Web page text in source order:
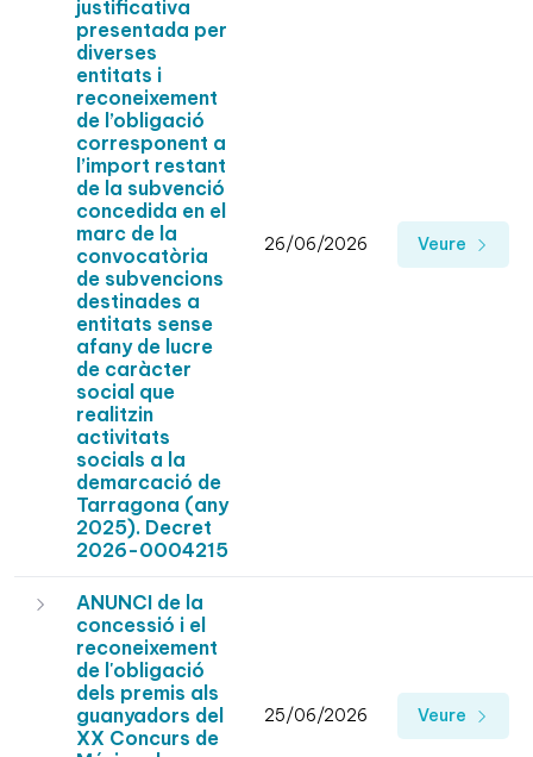
justificativa
presentada per
diverses
entitats i
reconeixement
de l’obligació
corresponent a
l’import restant
de la subvenció
concedida en el
marc de la
convocatòria
de subvencions
destinades a
entitats sense
afany de lucre
de caràcter
social que
realitzin
activitats
socials a la
demarcació de
Tarragona (any
2025). Decret
2026-0004215
26/06/2026 Veure
ANUNCI de la
concessió i el
reconeixement
de l'obligació
dels premis als
guanyadors del
XX Concurs de
25/06/2026 Veure